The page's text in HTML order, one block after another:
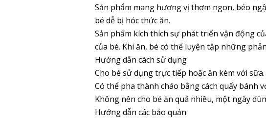
Sản phẩm mang hương vị thơm ngon, béo
bé dễ bị hóc thức ăn.
Sản phẩm kích thích sự phát triển vận động
của bé. Khi ăn, bé có thể luyện tập những
Hướng dẫn cách sử dụng
Cho bé sử dụng trực tiếp hoặc ăn kèm với sữa.
Có thể pha thành cháo bằng cách quấy bánh
Không nên cho bé ăn quá nhiều, một ngày
Hướng dẫn các bảo quản